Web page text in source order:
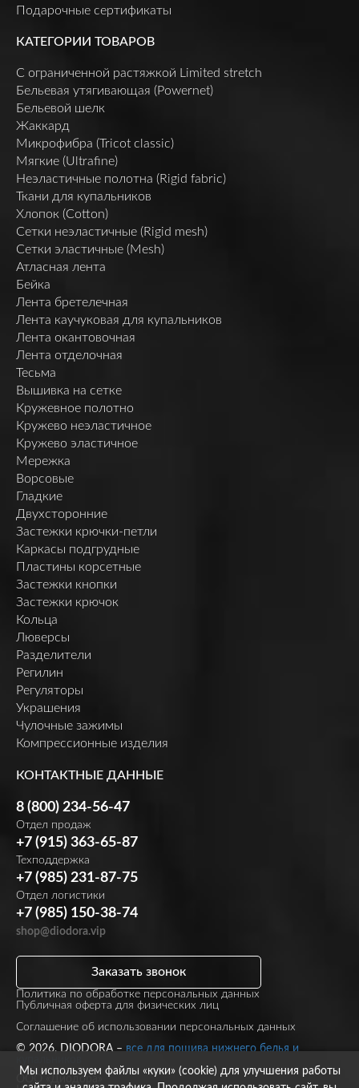
Подарочные сертификаты
КАТЕГОРИИ ТОВАРОВ
C ограниченной растяжкой Limited stretch
Бельевая утягивающая (Powernet)
Бельевой шелк
Жаккард
Микрофибра (Tricot classic)
Мягкие (Ultrafine)
Неэластичные полотна (Rigid fabric)
Ткани для купальников
Хлопок (Cotton)
Сетки неэластичные (Rigid mesh)
Сетки эластичные (Mesh)
Атласная лента
Бейка
Лента бретелечная
Лента каучуковая для купальников
Лента окантовочная
Лента отделочная
Тесьма
Вышивка на сетке
Кружевное полотно
Кружево неэластичное
Кружево эластичное
Мережка
Ворсовые
Гладкие
Двухсторонние
Застежки крючки-петли
Каркасы подгрудные
Пластины корсетные
Застежки кнопки
Застежки крючок
Кольца
Люверсы
Разделители
Регилин
Регуляторы
Украшения
Чулочные зажимы
Компрессионные изделия
КОНТАКТНЫЕ ДАННЫЕ
8 (800) 234-56-47
Отдел продаж
+7 (915) 363-65-87
Техподдержка
+7 (985) 231-87-75
Отдел логистики
+7 (985) 150-38-74
shop@diodora.vip
Политика по обработке персональных данных
Публичная оферта для физических лиц
Заказать звонок
Соглашение об использовании персональных данных
© 2026, DIODORA – все для пошива нижнего белья и
ООО «Диодора»
Мы используем файлы «куки» (cookie) для улучшения работы